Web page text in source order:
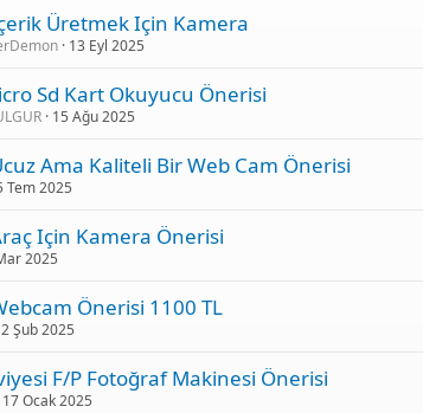
Üretmek Için Kamera
13 Eyl 2025
Sd Kart Okuyucu Önerisi
15 Ağu 2025
Ama Kaliteli Bir Web Cam Önerisi
Tem 2025
Için Kamera Önerisi
2025
Önerisi 1100 TL
2 Şub 2025
F/P Fotoğraf Makinesi Önerisi
17 Ocak 2025